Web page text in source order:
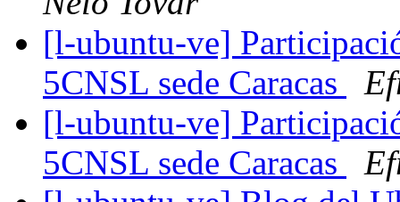
[l-ubuntu-ve]
5CNSL sede Caracas
[l-ubuntu-ve]
5CNSL sede Caracas